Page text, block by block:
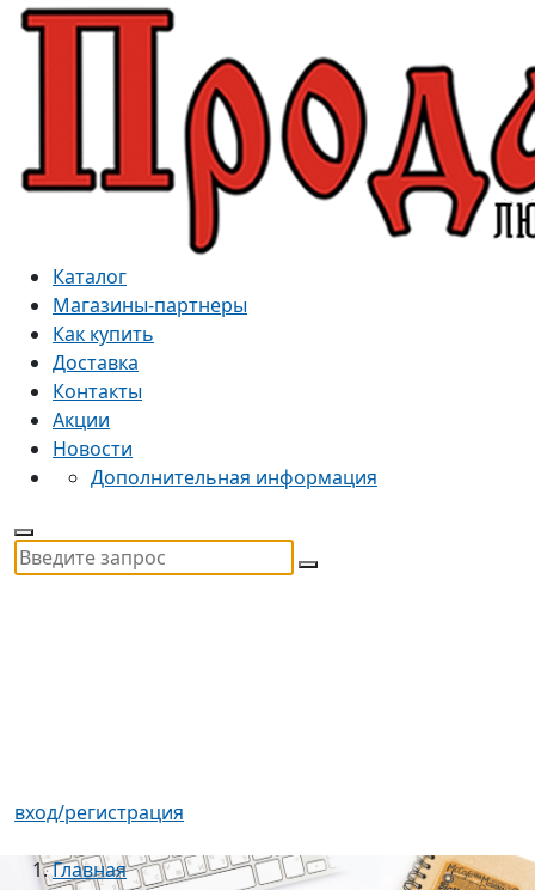
Каталог
Магазины-партнеры
Как купить
Доставка
Контакты
Акции
Новости
Дополнительная информация
вход/регистрация
Главная